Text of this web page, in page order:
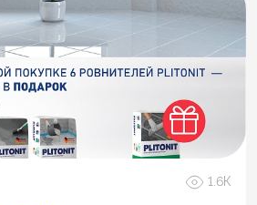
1.6К